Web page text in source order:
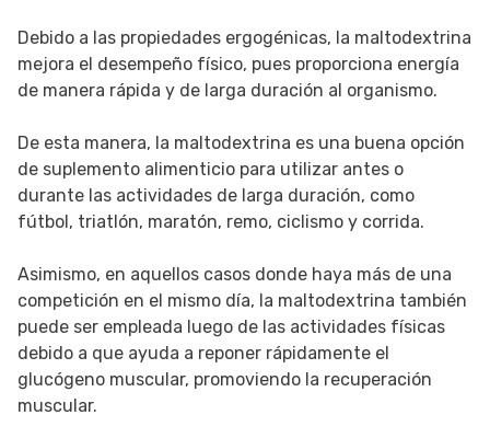
Debido a las propiedades ergogénicas, la maltodextrina
mejora el desempeño físico, pues proporciona energía
de manera rápida y de larga duración al organismo.
De esta manera, la maltodextrina es una buena opción
de suplemento alimenticio para utilizar antes o
durante las actividades de larga duración, como
fútbol, triatlón, maratón, remo, ciclismo y corrida.
Asimismo, en aquellos casos donde haya más de una
competición en el mismo día, la maltodextrina también
puede ser empleada luego de las actividades físicas
debido a que ayuda a reponer rápidamente el
glucógeno muscular, promoviendo la recuperación
muscular.